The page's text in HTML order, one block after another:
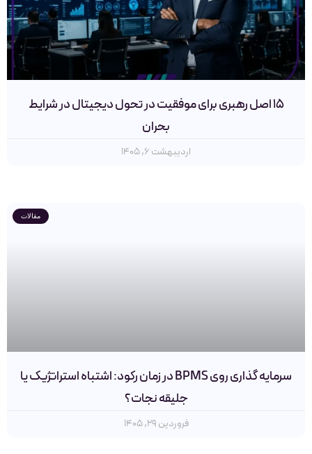
۱۵ اصل رهبری برای موفقیت در تحول دیجیتال در شرایط
بحران
اردیبهشت ۶, ۱۴۰۵
مقالات
سرمایه گذاری روی BPMS در زمان رکود: اشتباه استراتژیک یا
جلیقه نجات؟
فروردین ۲۹, ۱۴۰۵